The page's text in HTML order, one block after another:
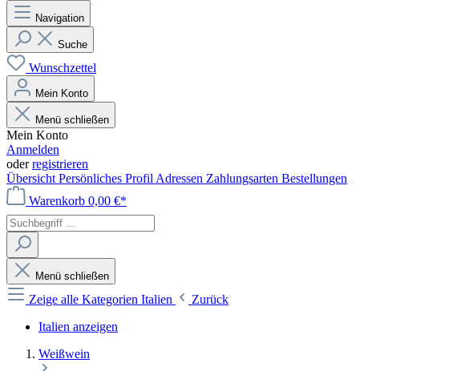
Navigation
Suche
Wunschzettel
Mein Konto
Menü schließen
Mein Konto
Anmelden
oderregistrieren
Übersicht Persönliches Profil Adressen Zahlungsarten Bestellungen
Warenkorb 0,00 €*
Menü schließen
Zeige alle Kategorien Italien
Zurück
Italien anzeigen
Weißwein